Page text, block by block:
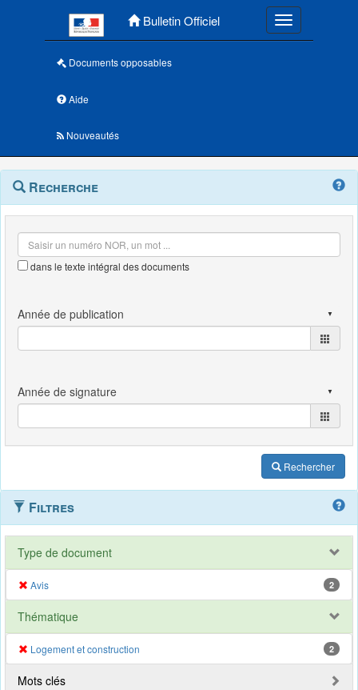
Bulletin Officiel Toggle
Documents opposables
Aide
Nouveautés
Navigation
outils
Menu
contextuel
Recherche
dans le texte intégral des documents
Rechercher
Filtres
Type de document
Avis 2
Thématique
Logement et construction 2
Mots clés